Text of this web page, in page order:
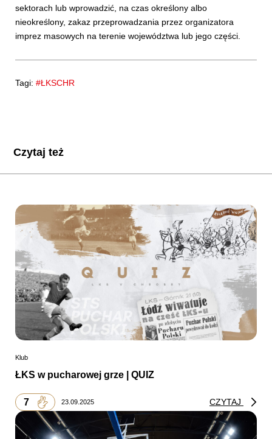
sektorach lub wprowadzić, na czas określony albo
nieokreślony, zakaz przeprowadzania przez organizatora
imprez masowych na terenie województwa lub jego części.
Tagi: #ŁKSCHR
Czytaj też
Klub
ŁKS w pucharowej grze | QUIZ
7 23.09.2025 CZYTAJ